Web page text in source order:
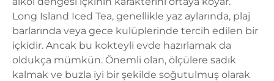
Long Island Iced Tea, genellikle yaz aylarında, plaj
barlarında veya gece kulüplerinde tercih edilen bir
içkidir. Ancak bu kokteyli evde hazırlamak da
oldukça mümkün. Önemli olan, ölçülere sadık
kalmak ve buzla iyi bir şekilde soğutulmuş olarak